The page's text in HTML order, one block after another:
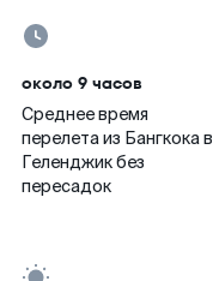
около 9 часов
Среднее время
перелета из Бангкока в
Геленджик без
пересадок